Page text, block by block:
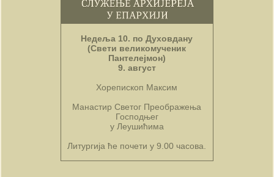
Недеља 10. по Духовдану
(Свети великомученик
Пантелејмон)
9. август
Хорепископ Максим
Манастир Светог Преображења
Господњег
у Леушићима
Литургија ће почети у 9.00 часова.